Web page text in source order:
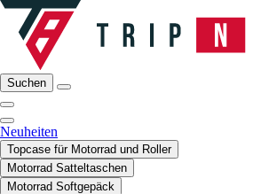
Suchen
Neuheiten
Topcase für Motorrad und Roller
Motorrad Satteltaschen
Motorrad Softgepäck